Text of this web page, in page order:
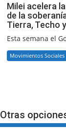
Milei acelera
de la
Tierra, Techo
Esta semana el
Movimientos Sociales
Otras